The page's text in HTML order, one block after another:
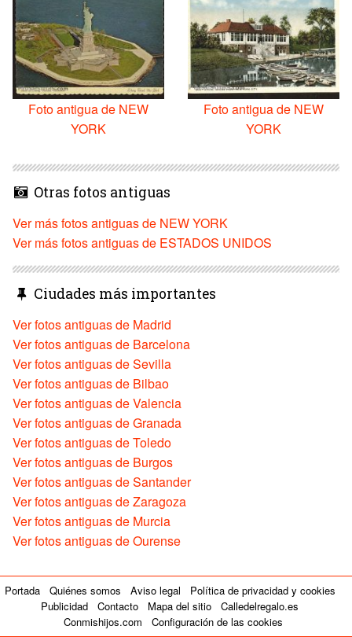
Foto antigua de NEW
YORK
Foto antigua de NEW
YORK
Otras fotos antiguas
Ver más fotos antiguas de NEW YORK
Ver más fotos antiguas de ESTADOS UNIDOS
Ciudades más importantes
Ver fotos antiguas de Madrid
Ver fotos antiguas de Barcelona
Ver fotos antiguas de Sevilla
Ver fotos antiguas de Bilbao
Ver fotos antiguas de Valencia
Ver fotos antiguas de Granada
Ver fotos antiguas de Toledo
Ver fotos antiguas de Burgos
Ver fotos antiguas de Santander
Ver fotos antiguas de Zaragoza
Ver fotos antiguas de Murcia
Ver fotos antiguas de Ourense
Portada Quiénes somos Aviso legal
Política de privacidad y cookies
Publicidad
Contacto Mapa del sitio
Calledelregalo.es
Conmishijos.com
Configuración de las cookies